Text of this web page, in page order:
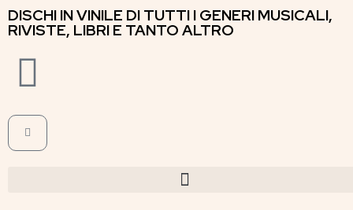
DISCHI IN VINILE DI TUTTI I GENERI MUSICALI,
RIVISTE, LIBRI E TANTO ALTRO